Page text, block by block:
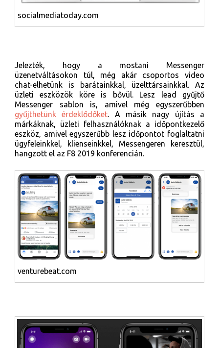
socialmediatoday.com
Jelezték, hogy a mostani Messenger
üzenetváltásokon túl, még akár csoportos video
chat-elhetünk is barátainkkal, üzelttársainkkal. Az
üzleti eszközök köre is bővül. Lesz lead gyűjtő
Messenger sablon is, amivel még egyszerűbben
gyűjthetünk érdeklődőket. A másik nagy újítás a
márkáknak, üzleti felhasználóknak a időpontkezelő
eszköz, amivel egyszerűbb lesz időpontot foglaltatni
ügyfeleinkkel, klienseinkkel, Messengeren keresztül,
hangzott el az F8 2019 konferencián.
venturebeat.com